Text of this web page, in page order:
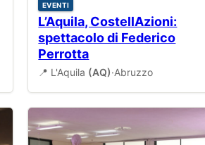
EVENTI
L’Aquila, CostellAzioni:
spettacolo di Federico
Perrotta
📍 L'Aquila (AQ)·Abruzzo